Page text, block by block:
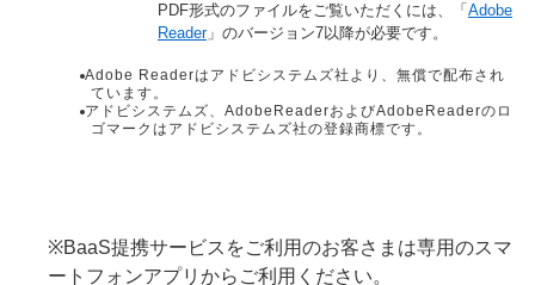
PDF形式のファイルをご覧いただくには、「 Adobe
Reader」のバージョン7以降が必要です。
Adobe Readerはアドビシステムズ社より、無償で配布され
ています。
アドビシステムズ、AdobeReaderおよびAdobeReaderのロ
ゴマークはアドビシステムズ社の登録商標です。
※BaaS提携サービスをご利用のお客さまは専用のスマ
ートフォンアプリからご利用ください。